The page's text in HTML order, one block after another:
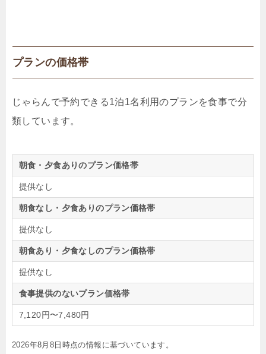
プランの価格帯
じゃらんで予約できる1泊1名利用のプランを食事で分
類しています。
朝食・夕食ありのプラン価格帯
提供なし
朝食なし・夕食ありのプラン価格帯
提供なし
朝食あり・夕食なしのプラン価格帯
提供なし
食事提供のないプラン価格帯
7,120円〜7,480円
2026年8月8日時点の情報に基づいています。